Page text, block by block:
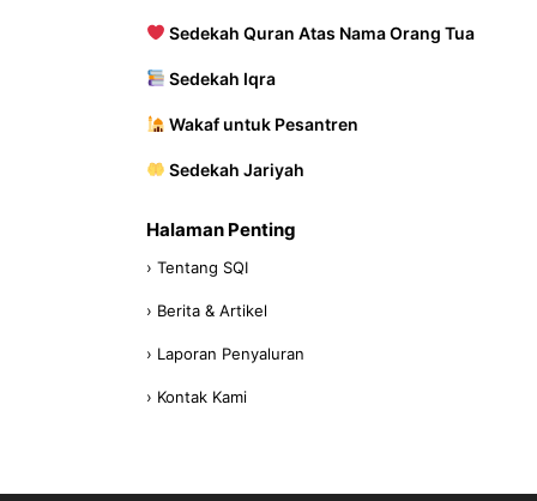
Sedekah Quran Atas Nama Orang Tua
Sedekah Iqra
Wakaf untuk Pesantren
Sedekah Jariyah
Halaman Penting
› Tentang SQI
› Berita & Artikel
› Laporan Penyaluran
› Kontak Kami